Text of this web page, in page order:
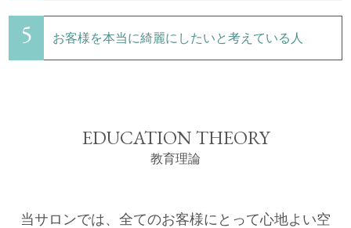
5 お客様を本当に綺麗にしたいと考えている人
EDUCATION THEORY
教育理論
当サロンでは、全てのお客様にとって心地よい空